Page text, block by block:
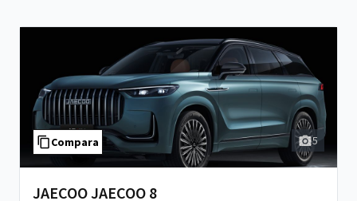
Compara 5
JAECOO JAECOO 8